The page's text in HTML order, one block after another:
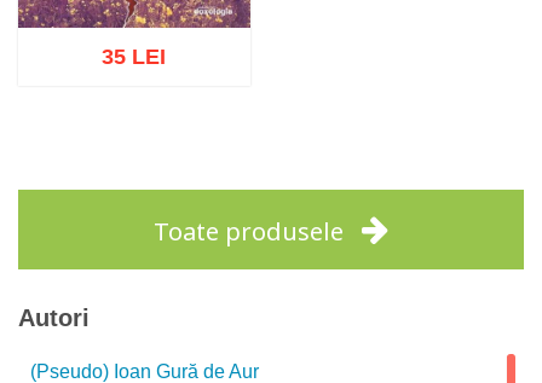
35 LEI
Toate produsele
Autori
(Pseudo) Ioan Gură de Aur